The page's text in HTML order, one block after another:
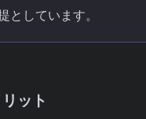
としています。
ット